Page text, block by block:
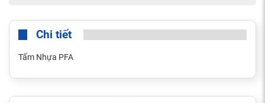
Chi tiết
Tấm Nhựa PFA